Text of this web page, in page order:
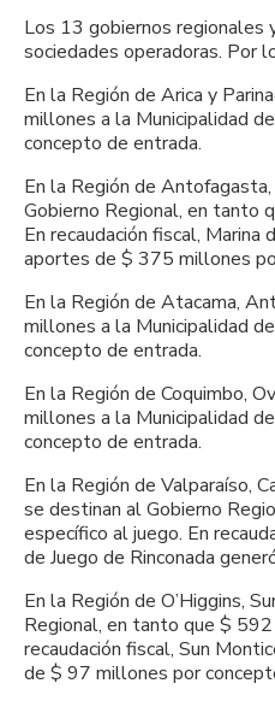
Los 13 gobiernos regionales
sociedades operadoras. Por
En la Región de Arica y
millones a la Municipalidad
concepto de entrada.
En la Región de
Gobierno Regional, en tanto
En recaudación fiscal,
aportes de $ 375 millones
En la Región de Atacama,
millones a la Municipalidad
concepto de entrada.
En la Región de Coquimbo,
millones a la Municipalidad
concepto de entrada.
En la Región de Valparaíso,
se destinan al Gobierno
específico al juego. En
de Juego de Rinconada
En la Región de O’Higgins,
Regional, en tanto que $
recaudación fiscal, Sun
de $ 97 millones por